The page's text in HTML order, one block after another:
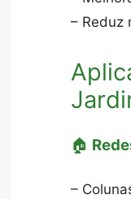
– Reduz
🏠
–